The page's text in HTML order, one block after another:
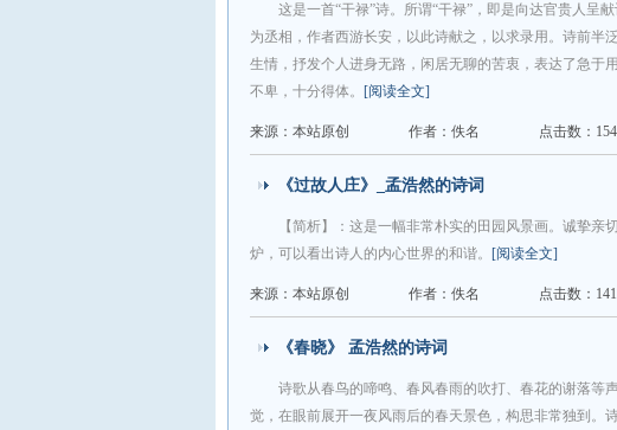
这是一首“干禄”诗。所谓“干禄”，即是向达官贵人呈
为丞相，作者西游长安，以此诗献之，以求录用。诗前半
生情，抒发个人进身无路，闲居无聊的苦衷，表达了急于
不卑，十分得体。 [阅读全文]
来源：本站原创 作者：佚名 点击数：
《过故人庄》_孟浩然的诗词
【简析】：这是一幅非常朴实的田园风景画。诚挚
炉，可以看出诗人的内心世界的和谐。 [阅读全文]
来源：本站原创 作者：佚名 点击数：
《春晓》 孟浩然的诗词
诗歌从春鸟的啼鸣、春风春雨的吹打、春花的谢落等
觉，在眼前展开一夜风雨后的春天景色，构思非常独到。